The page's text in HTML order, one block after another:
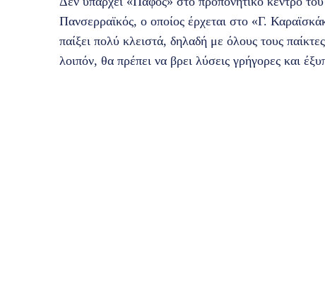
Πανσερραϊκός, ο οποίος έρχεται στο «Γ.
παίξει πολύ κλειστά, δηλαδή με όλους τους
λοιπόν, θα πρέπει να βρει λύσεις γρήγορες και